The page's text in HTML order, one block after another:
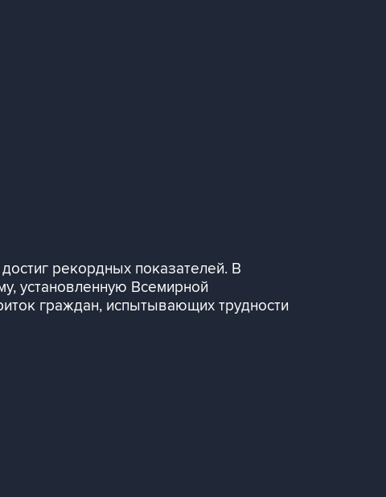
рекордных показателей. В
установленную Всемирной
граждан, испытывающих трудности